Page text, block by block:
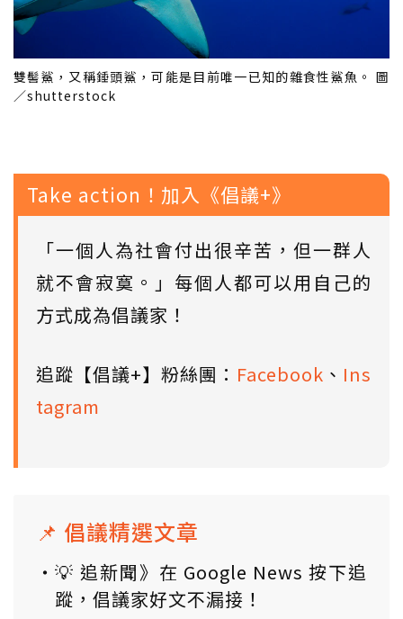
雙髻鯊，又稱錘頭鯊，可能是目前唯一已知的雜食性鯊魚。 圖
／shutterstock
Take action！加入《倡議+》
「一個人為社會付出很辛苦，但一群人
就不會寂寞。」每個人都可以用自己的
方式成為倡議家！
追蹤【倡議+】粉絲團： Facebook 、 Ins
tagram
📌 倡議精選文章
💡 追新聞》在 Google News 按下追
蹤，倡議家好文不漏接！